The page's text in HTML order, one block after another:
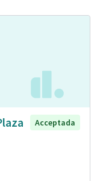
Acceptada